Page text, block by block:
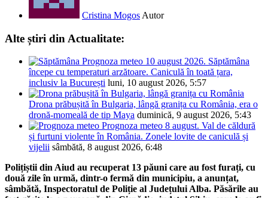
Cristina Mogos Autor
Alte știri din Actualitate:
Prognoza meteo 10 august 2026. Săptămâna
începe cu temperaturi arzătoare. Caniculă în toată țara,
inclusiv la București luni, 10 august 2026, 5:57
Drona prăbușită în Bulgaria, lângă granița cu România, era o
dronă-momeală de tip Maya duminică, 9 august 2026, 5:43
Prognoza meteo 8 august. Val de căldură
și furtuni violente în România. Zonele lovite de caniculă și
vijelii sâmbătă, 8 august 2026, 6:48
Polițiștii din Aiud au recuperat 13 păuni care au fost furați, cu
două zile în urmă, dintr-o fermă din municipiu, a anunțat,
sâmbătă, Inspectoratul de Poliție al Județului Alba. Păsările au